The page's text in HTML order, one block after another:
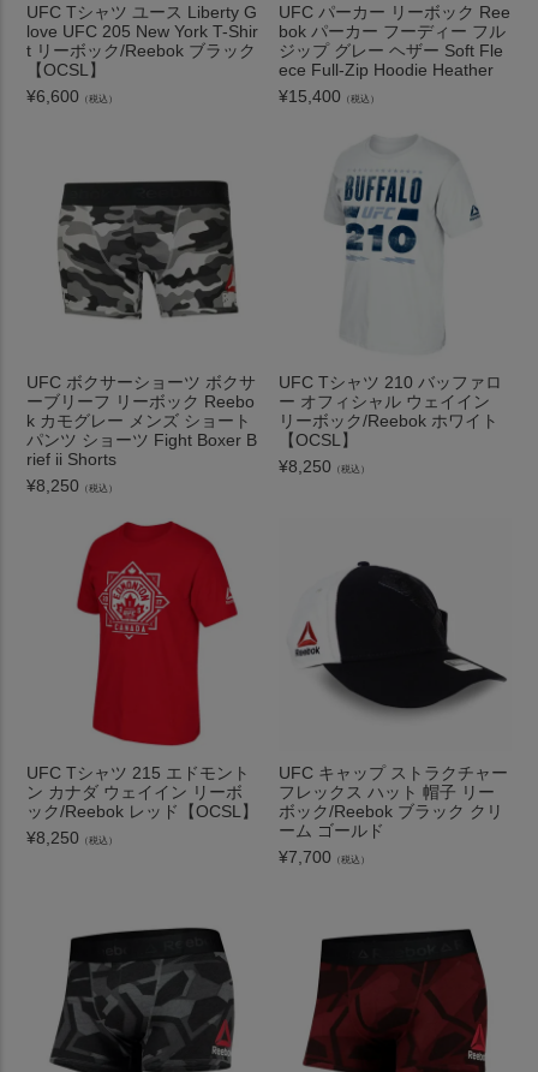
UFC Tシャツ ユース Liberty G
love UFC 205 New York T-Shir
t リーボック/Reebok ブラック
【OCSL】
¥6,600 （税込）
UFC パーカー リーボック Ree
bok パーカー フーディー フル
ジップ グレー ヘザー Soft Fle
ece Full-Zip Hoodie Heather
¥15,400 （税込）
UFC ボクサーショーツ ボクサ
ーブリーフ リーボック Reebo
k カモグレー メンズ ショート
パンツ ショーツ Fight Boxer B
rief ii Shorts
¥8,250 （税込）
UFC Tシャツ 210 バッファロ
ー オフィシャル ウェイイン
リーボック/Reebok ホワイト
【OCSL】
¥8,250 （税込）
UFC Tシャツ 215 エドモント
ン カナダ ウェイイン リーボ
ック/Reebok レッド【OCSL】
¥8,250 （税込）
UFC キャップ ストラクチャー
フレックス ハット 帽子 リー
ボック/Reebok ブラック クリ
ーム ゴールド
¥7,700 （税込）